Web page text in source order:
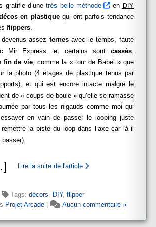
gratifie d’unetrès belle méthode en DIY
en plastiquequi ont parfois tendance
flippers.
assez ternesavec le temps, faute
Mir Express, et certains sont cassés.
fin de vie, comme la « tour de Babel » que
la photo (4 étages de plastique tenus par
et qui est encore intacte malgré le
de « coups de boule » qu’elle se ramasse
par tous les nigauds comme moi qui
essayer en vain de passer le looping juste
la piste du loop dans l’axe car là il
] Lire la suite de l'article
Tags: décors, DIY, flipper
Projet Arcade Aucun commentaire »